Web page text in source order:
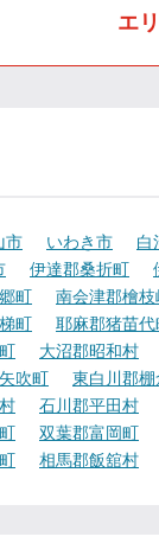
エ
市 いわき市 白
伊達郡桑折町
町 南会津郡檜枝
町 耶麻郡猪苗代
大沼郡昭和村
吹町 東白川郡棚
石川郡平田村
双葉郡富岡町
相馬郡飯舘村